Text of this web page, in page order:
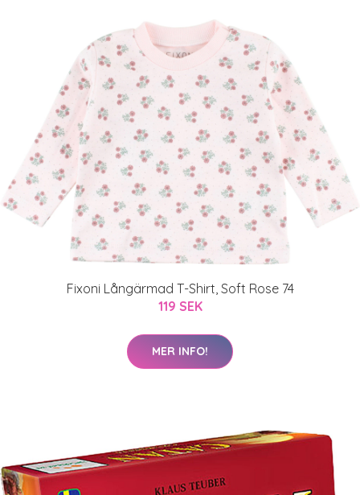
Fixoni Långärmad T-Shirt, Soft Rose 74
119 SEK
MER INFO!